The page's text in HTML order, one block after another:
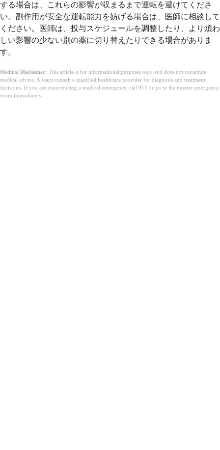
する場合は、これらの影響が収まるまで運転を避けてくださ
い。副作用が安全な運転能力を妨げる場合は、医師に相談して
ください。医師は、投与スケジュールを調整したり、より煩わ
しい影響の少ない別の薬に切り替えたりできる場合がありま
す。
Medical Disclaimer: This article is for informational purposes only and does not constitute
medical advice. Always consult a qualified healthcare provider for diagnosis and treatment
decisions. If you are experiencing a medical emergency, call 911 or go to the nearest emergency
room immediately.